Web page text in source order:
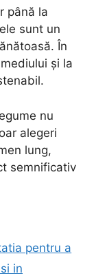
până la
sunt un
În
și la
nu
alegeri
lung,
semnificativ
pentru a
in